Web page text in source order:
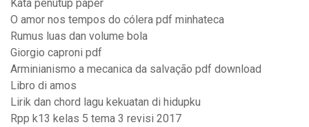
Kata penutup paper
O amor nos tempos do cólera pdf minhateca
Rumus luas dan volume bola
Giorgio caproni pdf
Arminianismo a mecanica da salvação pdf download
Libro di amos
Lirik dan chord lagu kekuatan di hidupku
Rpp k13 kelas 5 tema 3 revisi 2017